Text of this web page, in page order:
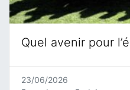
Quel avenir pour
23/06/2026